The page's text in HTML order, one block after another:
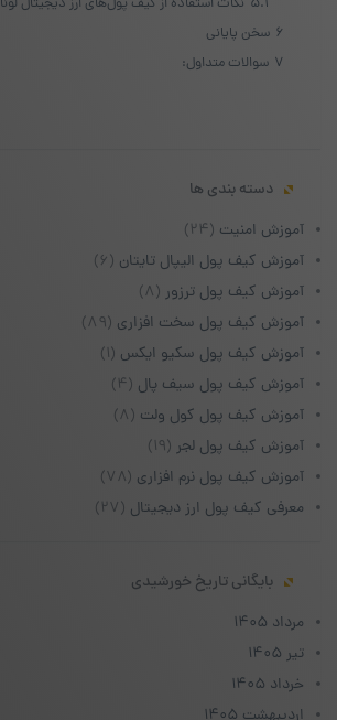
5.1 نکات استفاده از کیف پول‌های ارز دیجیتال لونا
6 سخن پایانی
7 سوالات متداول:
دسته بندی ها
آموزش امنیت (۲۴)
آموزش کیف پول الیپال تایتان (۶)
آموزش کیف پول ترزور (۸)
آموزش کیف پول سخت افزاری (۸۹)
آموزش کیف پول سکیو ایکس (۱)
آموزش کیف پول سیف پال (۴)
آموزش کیف پول کول ولت (۸)
آموزش کیف پول لجر (۱۹)
آموزش کیف پول نرم افزاری (۷۸)
معرفی کیف پول ارز دیجیتال (۲۷)
بایگانی تاریخ خورشیدی
مرداد ۱۴۰۵
تیر ۱۴۰۵
خرداد ۱۴۰۵